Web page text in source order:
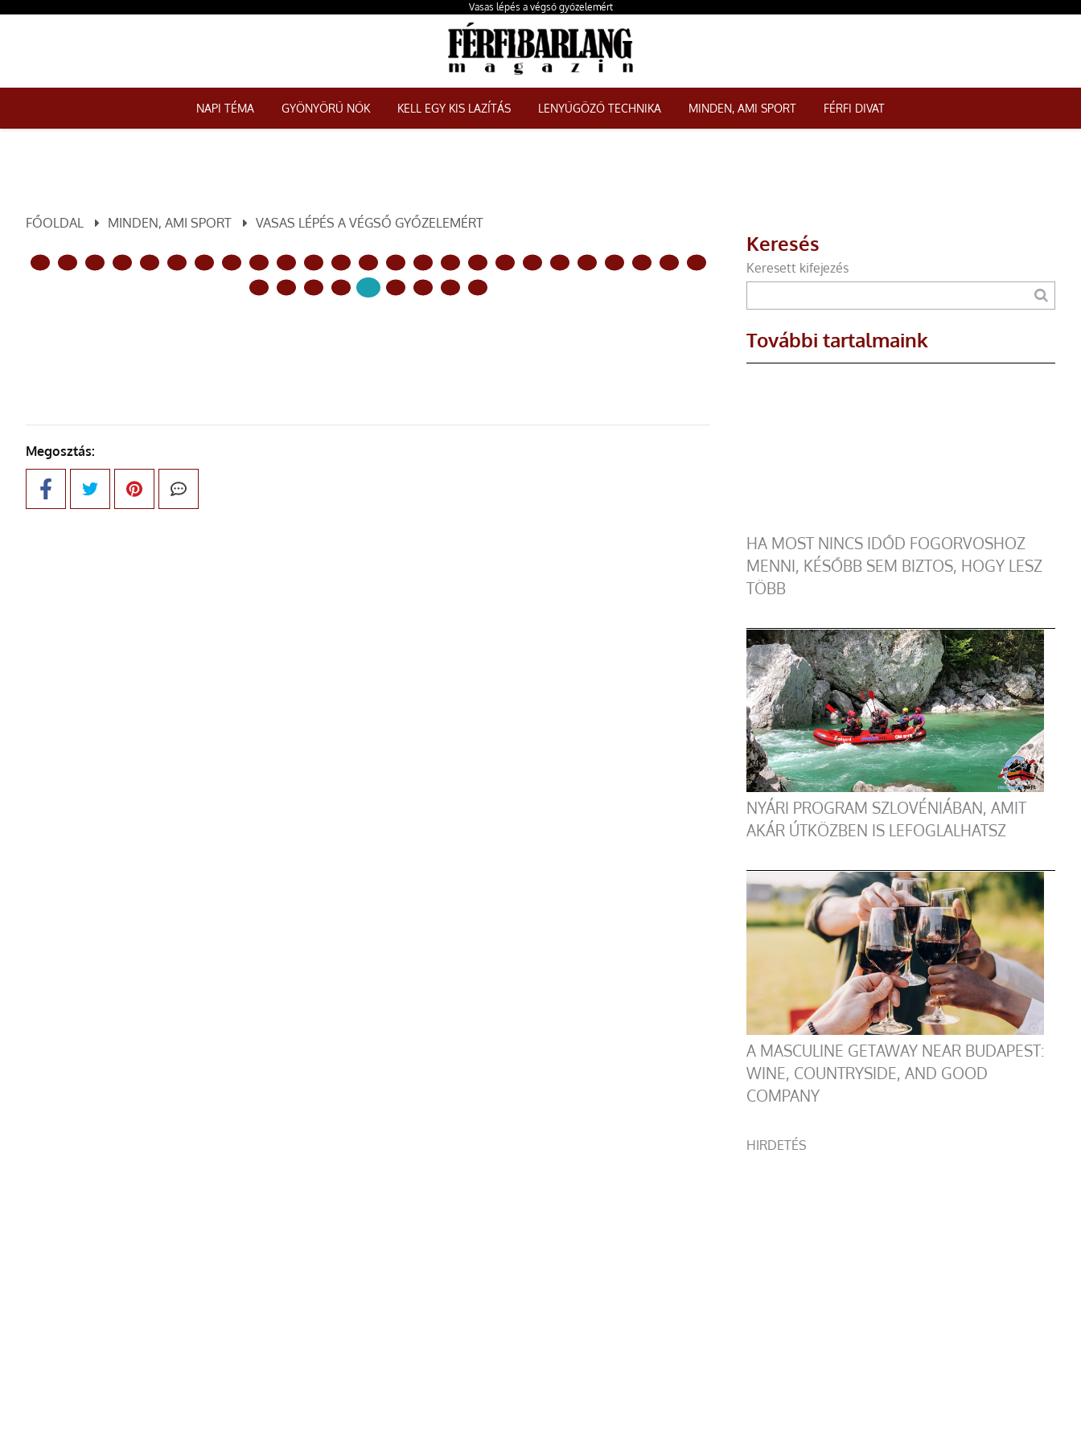
Vasas lépés a végső győzelemért
NAPI TÉMA GYÖNYÖRŰ NŐK KELL EGY KIS LAZÍTÁS LENYŰGÖZŐ TECHNIKA MINDEN, AMI SPORT FÉRFI DIVAT
FŐOLDAL MINDEN, AMI SPORT VASAS LÉPÉS A VÉGSŐ GYŐZELEMÉRT
Megosztás:
Keresés
Keresett kifejezés
További tartalmaink
HA MOST NINCS IDŐD FOGORVOSHOZ
MENNI, KÉSŐBB SEM BIZTOS, HOGY LESZ
TÖBB
NYÁRI PROGRAM SZLOVÉNIÁBAN, AMIT
AKÁR ÚTKÖZBEN IS LEFOGLALHATSZ
A MASCULINE GETAWAY NEAR BUDAPEST:
WINE, COUNTRYSIDE, AND GOOD
COMPANY
HIRDETÉS